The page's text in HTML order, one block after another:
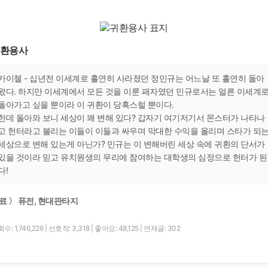
용사
이첼 - 십년전 이세계로 홀연히 사라졌던 정민규는 어느날 또 홀연히 돌아
다. 하지만 이세계에서 모든 것을 이룬 패자였던 민규로서는 얼른 이세계
아가고 싶을 뿐이라 이 귀환이 당혹스럴 뿐이다.
데 돌아와 보니 세상이 꽤 변해 있다? 갑자기 여기저기서 몬스터가 나타나
헌터라고 불리는 이들이 이들과 싸우며 막대한 수익을 올리며 스타가 되
상으로 변해 있는게 아닌가? 민규는 이 변해버린 세상 속에 귀환의 단서가
을 것이라 믿고 유치원생의 무리에 참여하는 대학생의 심정으로 헌터가 된
!
〉 퓨전, 현대판타지
수: 1,746,226 선호작: 3,318 좋아요: 48,125 연재글: 302